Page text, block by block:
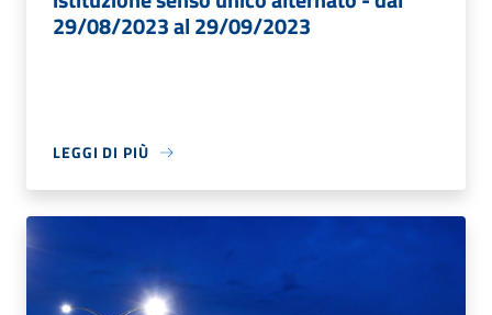
29/08/2023 al 29/09/2023
LEGGI DI PIÙ